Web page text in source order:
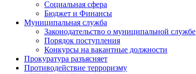
Социальная сфера
Бюджет и Финансы
Муниципальная служба
Законодательство о муниципальной службе
Порядок поступления
Конкурсы на вакантные должности
Прокуратура разъясняет
Противодействие терроризму